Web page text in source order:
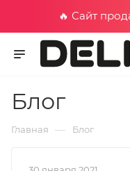
🔥 Сайт
Блог
Главная — Блог